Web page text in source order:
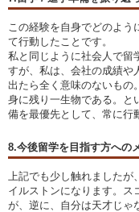
この経験を自身でどのよう
て行動したことです。
私と同じように社会人で留
すが、私は、会社の成績や
出たら全く意味のないもの
身に残り一生物である。と
備を最優先として、常に行
8.今後留学を目指す方への
上記でも少し触れました
イルストンになります。ス
が、逆に、自分は天才じゃ